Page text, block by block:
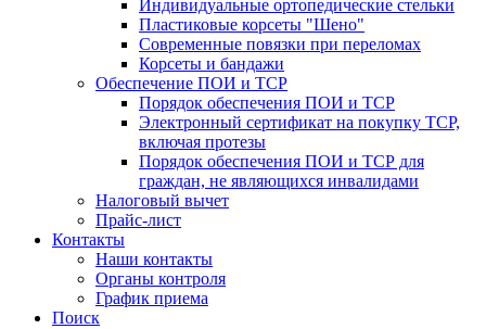
Индивидуальные ортопедические стельки
Пластиковые корсеты "Шено"
Современные повязки при переломах
Корсеты и бандажи
Обеспечение ПОИ и ТСР
Порядок обеспечения ПОИ и ТСР
Электронный сертификат на покупку ТСР,
включая протезы
Порядок обеспечения ПОИ и ТСР для
граждан, не являющихся инвалидами
Налоговый вычет
Прайс-лист
Контакты
Наши контакты
Органы контроля
График приема
Поиск